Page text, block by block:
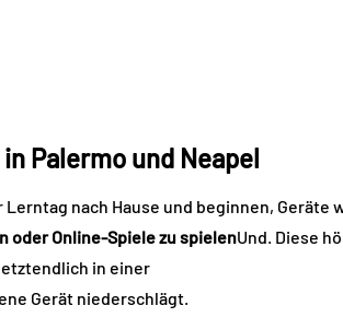
Palermo und Neapel
nach Hause und beginnen, Geräte
oder Online-Spiele zu spielenUnd. Diese
in einer
Gerät niederschlägt.